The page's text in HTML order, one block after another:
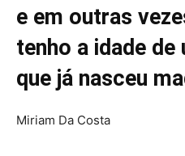
e em outras
tenho a idade de
que já nasceu
Miriam Da Costa